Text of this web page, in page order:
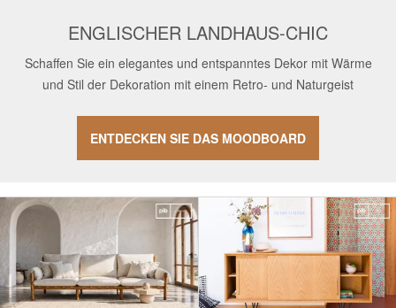
ENGLISCHER LANDHAUS-CHIC
Schaffen Sie ein elegantes und entspanntes Dekor mit Wärme
und Stil der Dekoration mit einem Retro- und Naturgeist
ENTDECKEN SIE DAS MOODBOARD